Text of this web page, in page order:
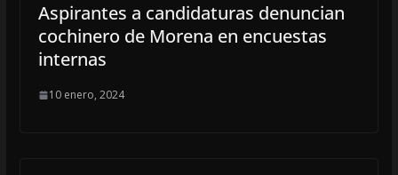
Aspirantes a candidaturas denuncian
cochinero de Morena en encuestas
internas
10 enero, 2024